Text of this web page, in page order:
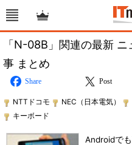
「N-08B」関連の最新
事 まとめ
Share Post
NTTドコモ NEC（日本電気）
キーボード
Androidで